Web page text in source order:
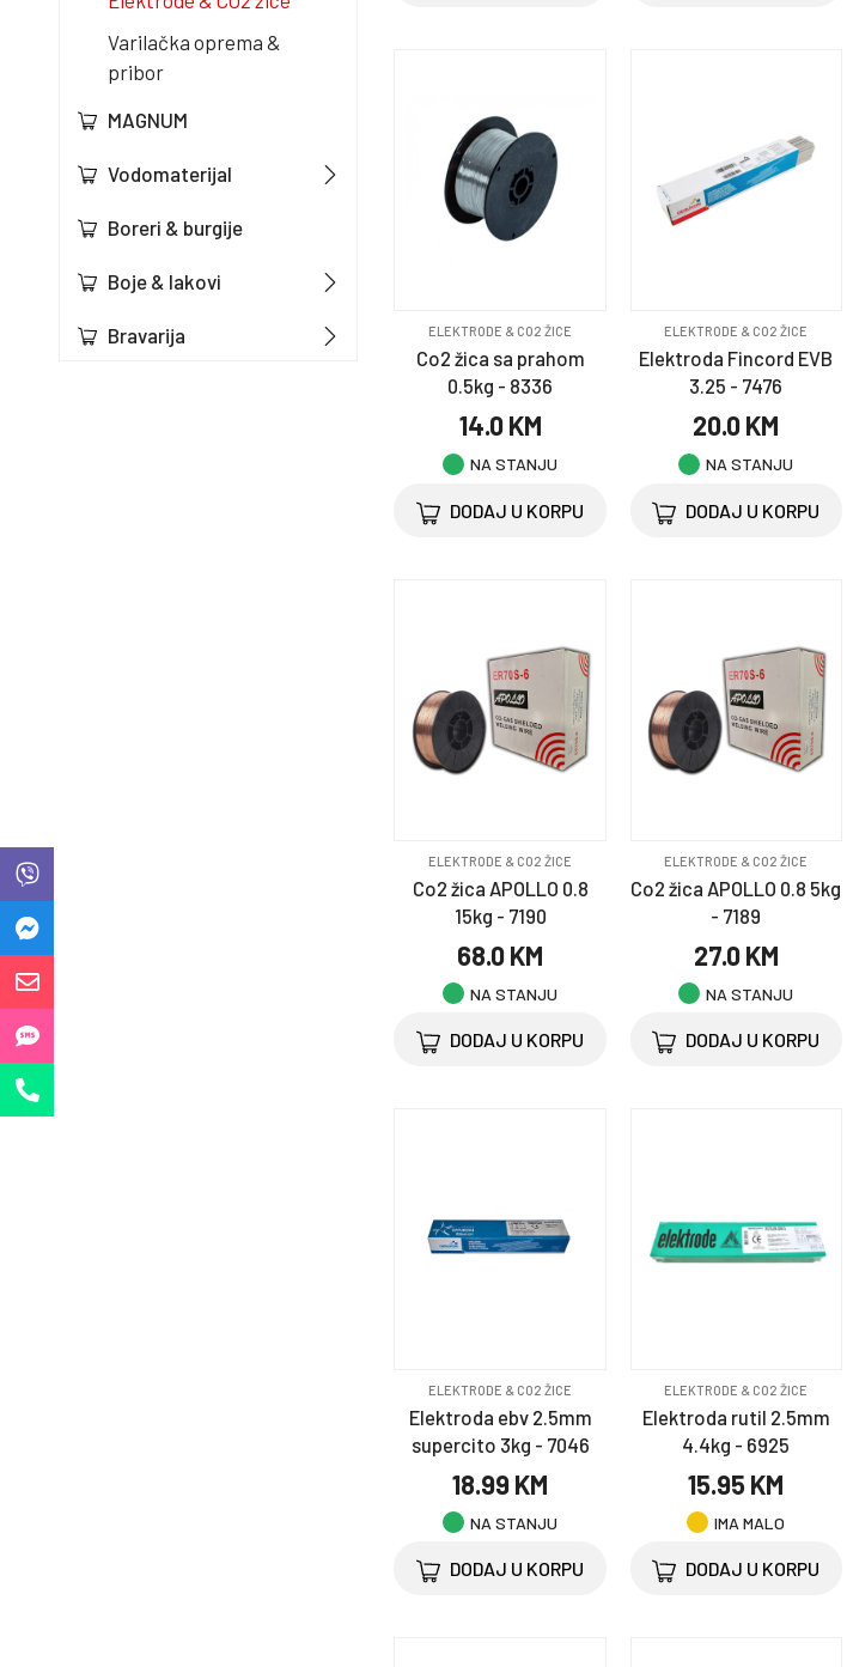
Varilačka oprema &
pribor
MAGNUM
Vodomaterijal
Boreri & burgije
Boje & lakovi
Bravarija ELEKTRODE & CO2 ŽICE
Co2 žica sa prahom
0.5kg - 8336
14.0 KM
NA STANJU
DODAJ U KORPU
ELEKTRODE & CO2 ŽICE
Elektroda Fincord EVB
3.25 - 7476
20.0 KM
NA STANJU
DODAJ U KORPU
ELEKTRODE & CO2 ŽICE
Co2 žica APOLLO 0.8
15kg - 7190
68.0 KM
NA STANJU
DODAJ U KORPU
ELEKTRODE & CO2 ŽICE
Co2 žica APOLLO 0.8 5kg
- 7189
27.0 KM
NA STANJU
DODAJ U KORPU
ELEKTRODE & CO2 ŽICE
Elektroda ebv 2.5mm
supercito 3kg - 7046
18.99 KM
NA STANJU
DODAJ U KORPU
ELEKTRODE & CO2 ŽICE
Elektroda rutil 2.5mm
4.4kg - 6925
15.95 KM
IMA MALO
DODAJ U KORPU